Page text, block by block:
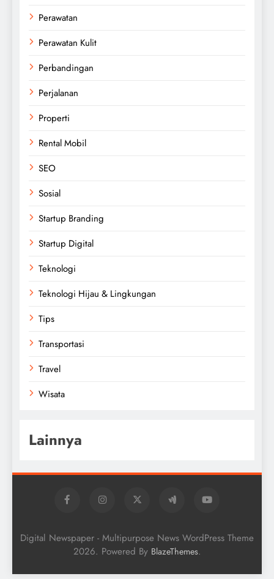
Perawatan
Perawatan Kulit
Perbandingan
Perjalanan
Properti
Rental Mobil
SEO
Sosial
Startup Branding
Startup Digital
Teknologi
Teknologi Hijau & Lingkungan
Tips
Transportasi
Travel
Wisata
Lainnya
Digital Newspaper - Multipurpose News WordPress Theme
2026. Powered By BlazeThemes.